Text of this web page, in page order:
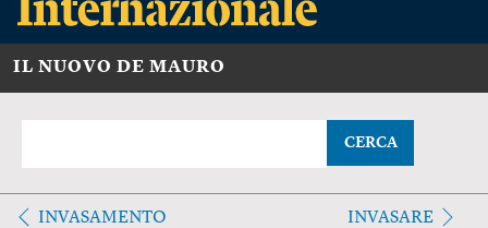
IL NUOVO DE MAURO
CERCA
INVASAMENTO INVASARE